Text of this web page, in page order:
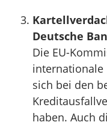
Deutsche
Die EU-
internationale
sich bei den
haben. Auch